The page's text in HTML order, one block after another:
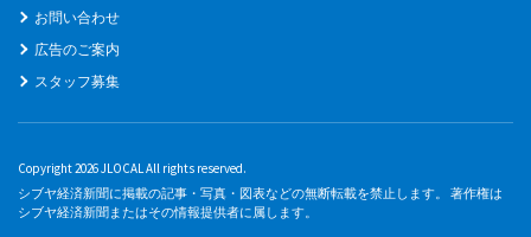
お問い合わせ
広告のご案内
スタッフ募集
Copyright 2026 JLOCAL All rights reserved.
シブヤ経済新聞に掲載の記事・写真・図表などの無断転載を禁止します。 著作権は
シブヤ経済新聞またはその情報提供者に属します。